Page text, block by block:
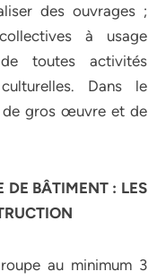
des ouvrages ;
à usage
toutes activités
Dans le
de gros œuvre et de
DE BÂTIMENT : LES
au minimum 3